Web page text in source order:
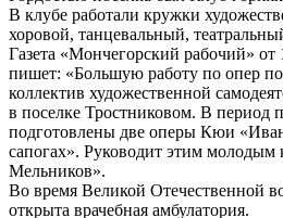
В клубе работали кружки
хоровой, танцевальный,
Газета «Мончегорский рабочий» от
пишет: «Большую работу по опер
коллектив художественной
в поселке Тростниковом. В период
подготовлены две оперы Кюи
сапогах». Руководит этим молодым
Мельников».
Во время Великой Отечественной
открыта врачебная амбулатория.